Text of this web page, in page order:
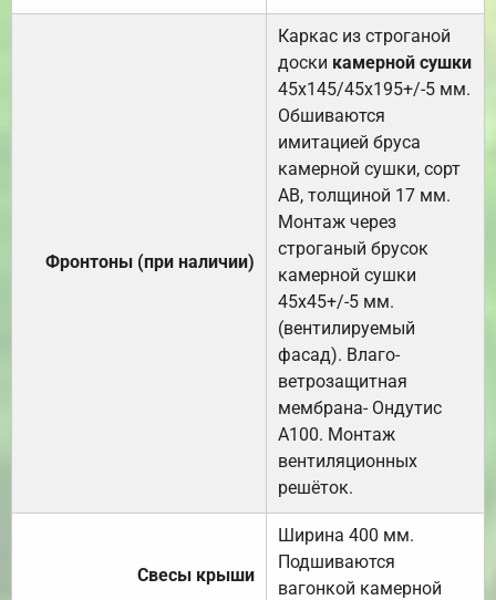
Фронтоны (при наличии)
Каркас из строганой
доски камерной сушки
45х145/45х195+/-5 мм.
Обшиваются
имитацией бруса
камерной сушки, сорт
АВ, толщиной 17 мм.
Монтаж через
строганый брусок
камерной сушки
45х45+/-5 мм.
(вентилируемый
фасад). Влаго-
ветрозащитная
мембрана- Ондутис
А100. Монтаж
вентиляционных
решёток.
Свесы крыши
Ширина 400 мм.
Подшиваются
вагонкой камерной